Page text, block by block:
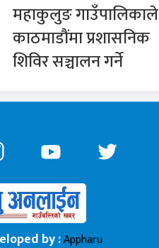
महाकुलुङ गाउँपालिकाले
काठमाडौंमा प्रशासनिक
शिविर सञ्चालन गर्ने
by :Appharu